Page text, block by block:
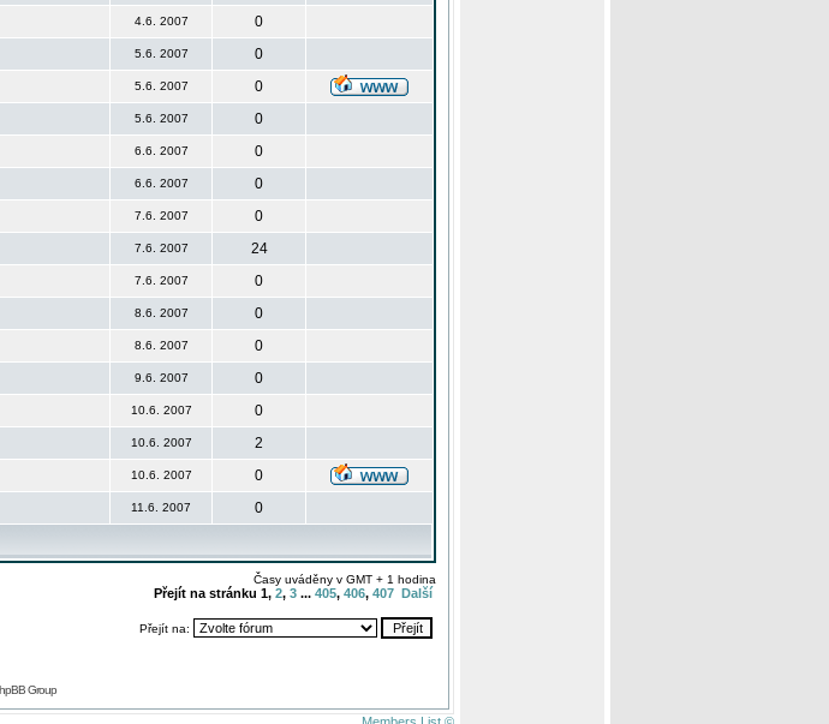
4.6. 2007
0
5.6. 2007
0
5.6. 2007
0
5.6. 2007
0
6.6. 2007
0
6.6. 2007
0
7.6. 2007
0
7.6. 2007
24
7.6. 2007
0
8.6. 2007
0
8.6. 2007
0
9.6. 2007
0
10.6. 2007
0
10.6. 2007
2
10.6. 2007
0
11.6. 2007 0
Časy uváděny v GMT + 1 hodina
Přejít na stránku 1, 2, 3 ... 405, 406, 407 Další
Přejít na:
Group